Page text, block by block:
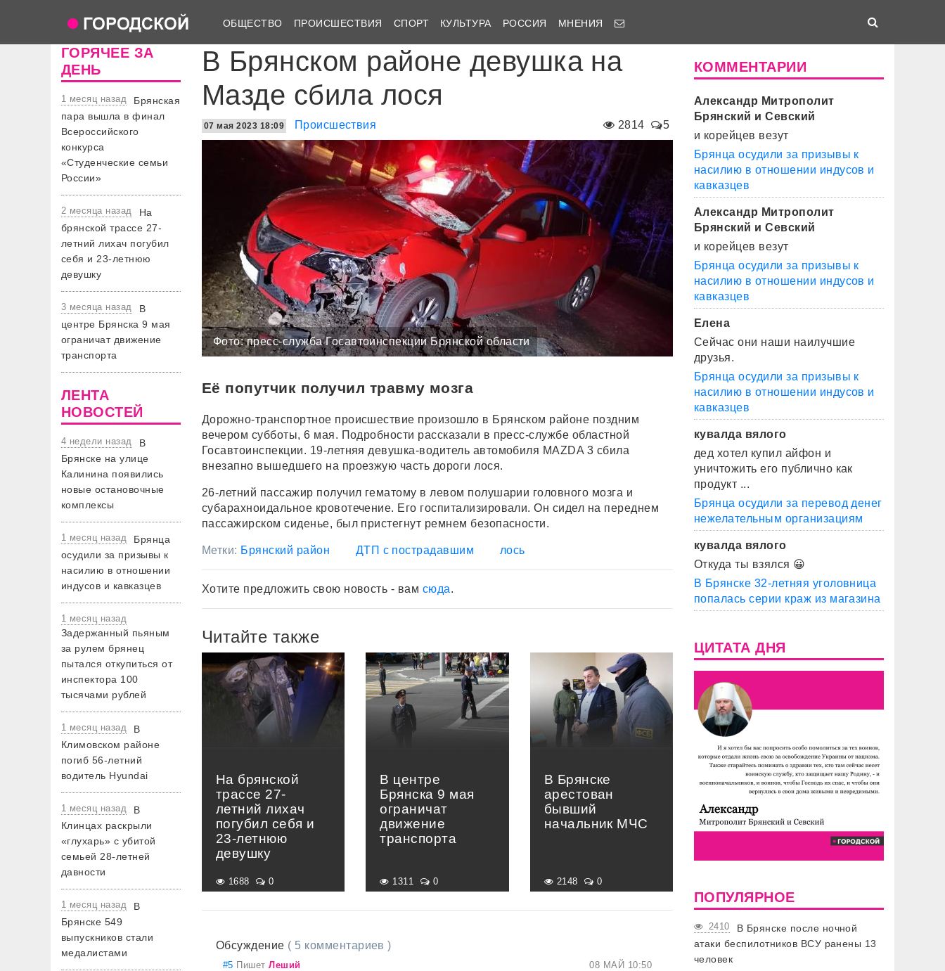
ОБЩЕСТВО ПРОИСШЕСТВИЯ СПОРТ КУЛЬТУРА РОССИЯ МНЕНИЯ
ГОРЯЧЕЕ ЗА
ДЕНЬ
1 месяц назад
Брянская
пара вышла в финал
Всероссийского
конкурса
«Студенческие семьи
России»
2 месяца назад
На
брянской трассе 27-
летний лихач погубил
себя и 23-летнюю
девушку
3 месяца назад
В
центре Брянска 9 мая
ограничат движение
транспорта
ЛЕНТА
НОВОСТЕЙ
4 недели назад
В
Брянске на улице
Калинина появились
новые остановочные
комплексы
1 месяц назад
Брянца
осудили за призывы к
насилию в отношении
индусов и кавказцев
1 месяц назад
Задержанный пьяным
за рулем брянец
пытался откупиться от
инспектора 100
тысячами рублей
1 месяц назад
В
Климовском районе
погиб 56-летний
водитель Hyundai
1 месяц назад
В
Клинцах раскрыли
«глухарь» с убитой
семьей 28-летней
давности
1 месяц назад
В
Брянске 549
выпускников стали
медалистами
В Брянском районе девушка на
Мазде сбила лося
2814 5
07 мая 2023 18:09 Происшествия
Фото: пресс-служба Госавтоинспекции Брянской области
Её попутчик получил травму мозга
Дорожно-транспортное происшествие произошло в Брянском районе поздним
вечером субботы, 6 мая. Подробности рассказали в пресс-службе областной
Госавтоинспекции. 19-летняя девушка-водитель автомобиля MAZDA 3 сбила
внезапно вышедшего на проезжую часть дороги лося.
26-летний пассажир получил гематому в левом полушарии головного мозга и
субарахноидальное кровотечение. Его госпитализировали. Он сидел на переднем
пассажирском сиденье, был пристегнут ремнем безопасности.
Метки: Брянский район ДТП с пострадавшим лось
Хотите предложить свою новость - вам сюда.
Читайте также
На брянской
трассе 27-
летний лихач
погубил себя и
23-летнюю
девушку
1688 0
В центре
Брянска 9 мая
ограничат
движение
транспорта
1311 0
В Брянске
арестован
бывший
начальник МЧС
2148 0
Обсуждение ( 5 комментариев )
#5 ПишетЛеший
08 МАЙ 10:50
КОММЕНТАРИИ
Александр Митрополит
Брянский и Севский
и корейцев везут
Брянца осудили за призывы к
насилию в отношении индусов и
кавказцев
Александр Митрополит
Брянский и Севский
и корейцев везут
Брянца осудили за призывы к
насилию в отношении индусов и
кавказцев
Елена
Сейчас они наши наилучшие
друзья.
Брянца осудили за призывы к
насилию в отношении индусов и
кавказцев
кувалда вялого
дед хотел купил айфон и
уничтожить его публично как
продукт ...
Брянца осудили за перевод денег
нежелательным организациям
кувалда вялого
Откуда ты взялся 😀
В Брянске 32-летняя уголовница
попалась серии краж из магазина
ЦИТАТА ДНЯ
ПОПУЛЯРНОЕ
2410
В Брянске после ночной
атаки беспилотников ВСУ ранены 13
человек